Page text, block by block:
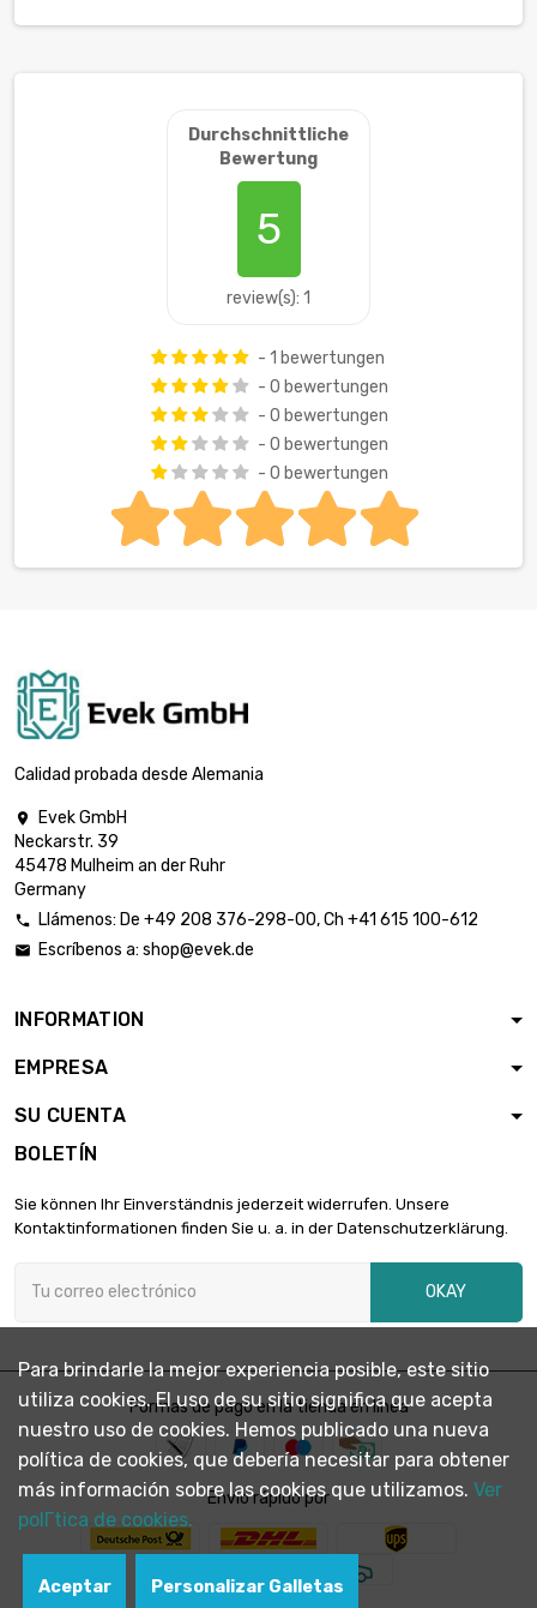
Durchschnittliche
Bewertung
5
review(s): 1
- 1 bewertungen
- 0 bewertungen
- 0 bewertungen
- 0 bewertungen
- 0 bewertungen
Calidad probada desde Alemania

Evek GmbH
Neckarstr. 39
45478 Mulheim an der Ruhr
Germany
 Llámenos: De +49 208 376-298-00, Ch +41 615 100-612
 Escríbenos a: shop@evek.de
INFORMATION
EMPRESA
SU CUENTA
BOLETÍN
Sie können Ihr Einverständnis jederzeit widerrufen. Unsere
Kontaktinformationen finden Sie u. a. in der Datenschutzerklärung.
OKAY
Formas de pago en la tienda en línea
Envío rápido por
Para brindarle la mejor experiencia posible, este sitio
utiliza cookies. El uso de su sitio significa que acepta
nuestro uso de cookies. Hemos publicado una nueva
política de cookies, que debería necesitar para obtener
más información sobre las cookies que utilizamos. Ver
polГ­tica de cookies.
Aceptar Personalizar Galletas